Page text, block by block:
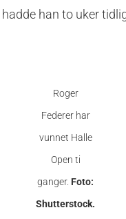
han to uker
Roger
Federer har
vunnet Halle
Open ti
ganger. Foto:
Shutterstock.